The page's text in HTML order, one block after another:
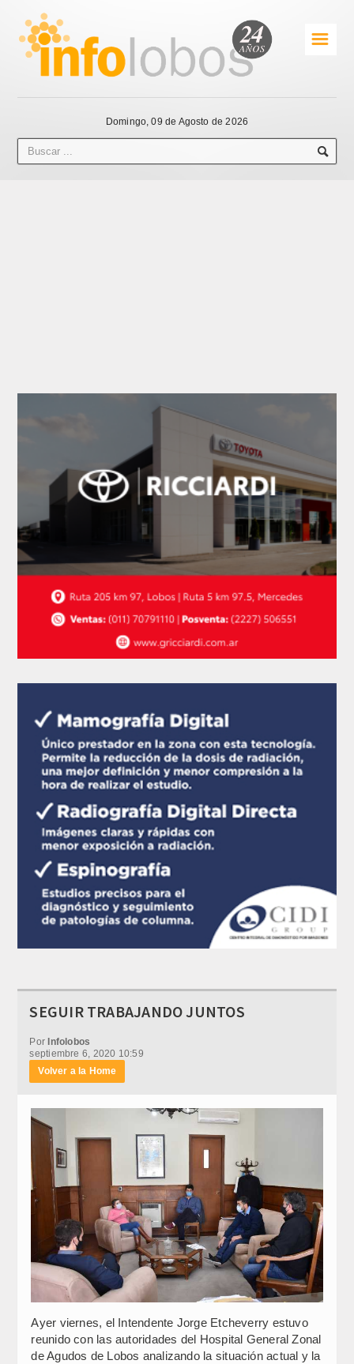
☰
Domingo, 09 de Agosto de 2026
SEGUIR TRABAJANDO JUNTOS
PorInfolobos
septiembre 6, 2020 10:59
Volver a la Home
Ayer viernes, el Intendente Jorge Etcheverry estuvo
reunido con las autoridades del Hospital General Zonal
de Agudos de Lobos analizando la situación actual y la